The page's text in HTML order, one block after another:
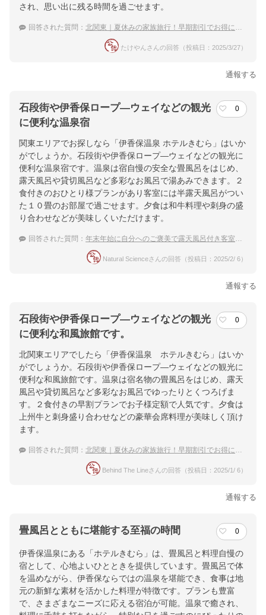
され、思い出に残る時間を過ごせます。
回答された質問： 北関東｜夏休みの家族旅行！早期割引でお得に泊まれる宿のおすすめは？
たけやんさんの回答（投稿日：2025/3/27）
通報する
石段街や伊香保ロープ―ウェイなどの観光
に便利な温泉宿
0
関東エリアでお探しなら「伊香保温泉 ホテルきむら」はいか
がでしょうか。石段街や伊香保ロープ―ウェイなどの観光に
便利な温泉宿です。温泉は宿自慢の安全な畳風呂をはじめ、
露天風呂や貸切風呂など多彩なお風呂で湯あみできます。２
食付きのおひとり様プランがあり客室には半露天風呂がつい
た１０畳のお部屋で過ごせます。夕食は和牛料理や刺身の盛
り合わせなどが美味しくいただけます。
回答された質問： 年末年始に自分へのご褒美で露天風呂付き客室に一人で泊まりたい
Natural Scienceさんの回答（投稿日：2025/2/ 6）
通報する
石段街や伊香保ロープ―ウェイなどの観光
に便利な和風旅館です。
0
北関東エリアでしたら「伊香保温泉 ホテルきむら」はいか
がでしょうか。石段街や伊香保ロープ―ウェイなどの観光に
便利な和風旅館です。温泉は宿名物の畳風呂をはじめ、露天
風呂や貸切風呂など多彩なお風呂でゆったりとくつろげま
す。２食付きの早割プランでお子様定額で人気です。夕食は
上州牛と刺身盛り合わせなどの豪華会席料理が美味しく頂け
ます。
回答された質問： 北関東｜夏休みの家族旅行！早期割引でお得に泊まれる宿のおすすめは？
Behind The Lineさんの回答（投稿日：2025/1/ 6）
通報する
畳風呂とともに堪能する至福の時間 0
伊香保温泉にある「ホテルきむら」は、畳風呂と料理自慢の
宿として、心地よいひとときを提供しています。畳風呂で体
を温めながら、伊香保ならではの温泉を堪能でき、食事は地
元の新鮮な素材を活かした料理が特徴です。プランも豊富
で、さまざまなニーズに応える宿泊が可能。温泉で癒され、